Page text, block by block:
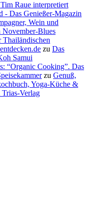
Raue interpretiert
- Das Genießer-Magazin
Wein und
November-Blues
Thailändischen
zu Das
Samui
“Organic Cooking”. Das
zu Genuß,
Yoga-Küche &
Verlag